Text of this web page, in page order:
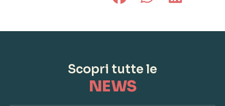
Scopri tutte le
NEWS